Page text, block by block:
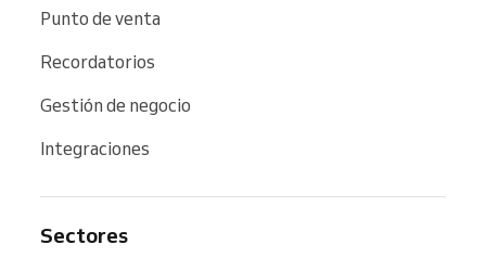
Punto de venta
Recordatorios
Gestión de negocio
Integraciones
Sectores